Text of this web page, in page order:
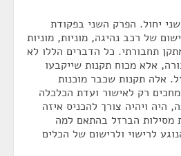
יחול. הפרק השני בפקודת
של רכב נהיגה, מוניות, מוניות
תחבורתי. כל הדברים הללו לא
אלא מכוח תקנות שייקבעו
אלה תקנות שכבר מוכנות
רק לאישור ועדת הכלכלה
היה ויהיה צורך להכניס איזה
מסילות הברזל בהתאם למה
לרישוי ולרישום של הכלים